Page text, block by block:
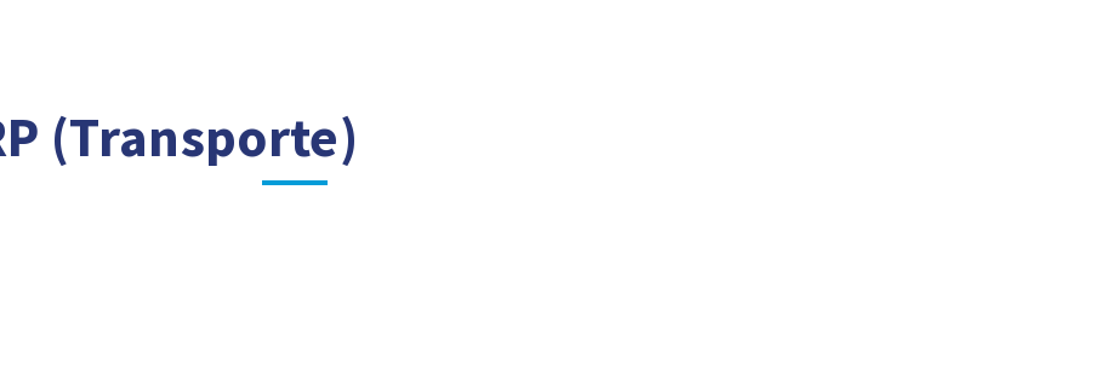
(Transporte)